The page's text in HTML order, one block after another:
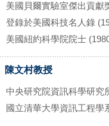
美國貝爾實驗室傑出貢獻
登錄於美國科技名人錄
美國紐約科學院院士
陳文村教授
中央研究院資訊科學研究
國立清華大學資訊工程學